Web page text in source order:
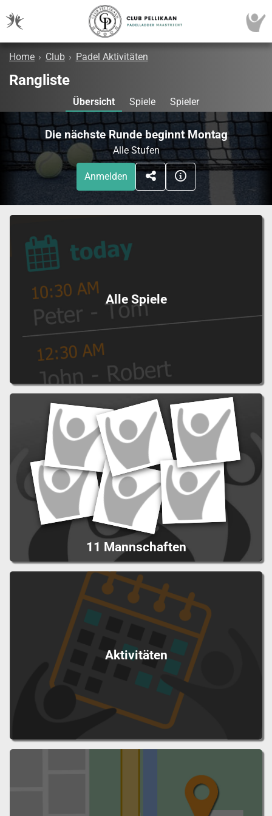
Home › Club › Padel Aktivitäten
Rangliste
Übersicht Spiele Spieler
Die nächste Runde beginnt Montag
Alle Stufen
Anmelden
Alle Spiele
11 Mannschaften
Aktivitäten